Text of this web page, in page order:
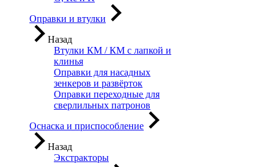
Оправки и втулки
Назад
Втулки КМ / КМ с лапкой и
клинья
Оправки для насадных
зенкеров и развёрток
Оправки переходные для
сверлильных патронов
Оснаска и приспособление
Назад
Экстракторы